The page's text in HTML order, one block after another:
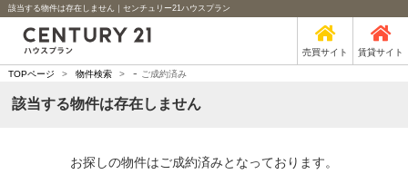
該当する物件は存在しません｜センチュリー21ハウスプラン
売買サイト 賃貸サイト
TOPページ > 物件検索 > - ご成約済み
該当する物件は存在しません
お探しの物件はご成約済みとなっております。